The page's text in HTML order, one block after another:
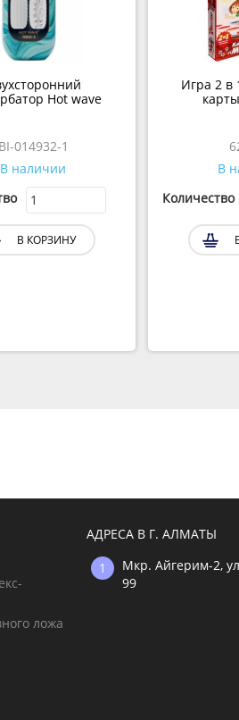
Hot wave
BI-014932-1
В наличии
В КОРЗИНУ
Игра 2 в
В
Количество
ложа
АДРЕСА В Г. АЛМАТЫ
Мкр. Айгерим-2,
99